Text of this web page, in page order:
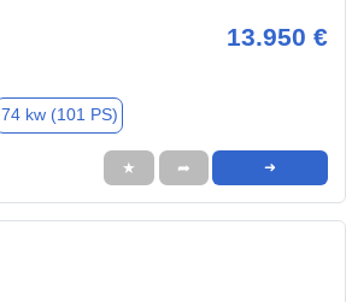
13.950 €
74 kw (101 PS)
★ ➦ ➜